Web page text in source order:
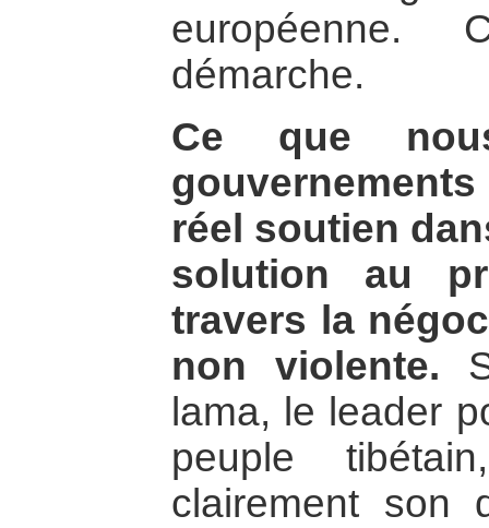
européenne.
démarche.
Ce que
gouvernements
réel soutien
solution au
travers la
non violente.
lama, le leader
peuple
clairement son